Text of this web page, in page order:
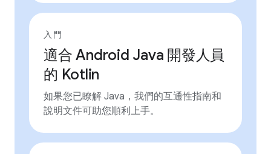
入門
適合 Android Java 開發人員
的 Kotlin
如果您已瞭解 Java，我們的互通性指南和
說明文件可助您順利上手。